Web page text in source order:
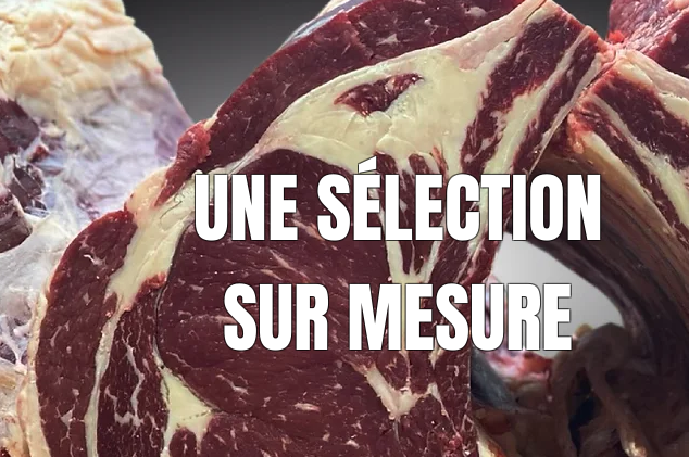
UNE SÉLECTION
SUR MESURE